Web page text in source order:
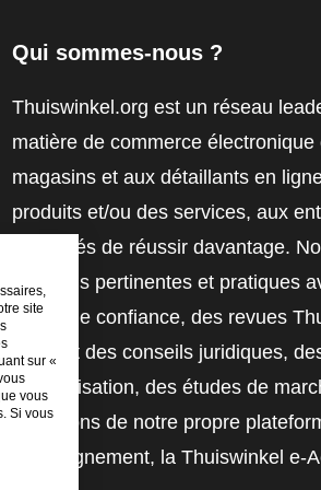
Qui sommes-nous ?
Thuiswinkel.org est un réseau
matière de commerce
magasins et aux détaillants en
produits et/ou des services, aux
employés de réussir davantage.
solutions pertinentes et pratiques
labels de confiance, des revues
outils et des conseils juridiques,
sensibilisation, des études de
disposons de notre propre
d'enseignement, la Thuiswinkel e-
site
sur «
vous
Si vous